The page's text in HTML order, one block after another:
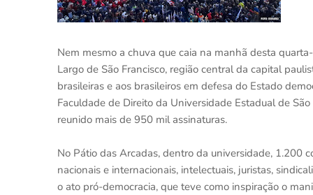
Nem mesmo a chuva que caia na manhã desta
Largo de São Francisco, região central da capital
brasileiras e aos brasileiros em defesa do Estado
Faculdade de Direito da Universidade Estadual de
reunido mais de 950 mil assinaturas.
No Pátio das Arcadas, dentro da universidade, 1.200
nacionais e internacionais, intelectuais, juristas,
o ato pró-democracia, que teve como inspiração o